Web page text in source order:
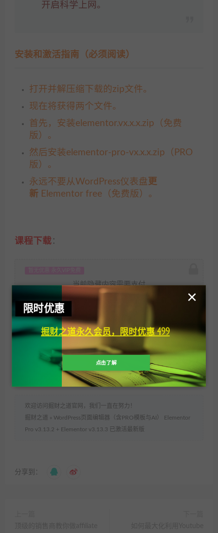
开启科学上网。
安装和激活指南（必须阅读）
打开并解压缩下载的zip文件。
现在将获得两个文件。
首先，安装elementor.vx.x.x.zip（免费
版）。
然后安装elementor-pro-vx.x.x.zip（PRO
版）。
永远不要从WordPress仪表盘 更
新 Elementor free（免费版）。
课程下载 ：
当前隐藏内容需要支付
Elementor Pro Elementor插件
欢迎访问掘财之道官网，我们一直在努力！
掘财之道 » WordPress页面编辑器（含PRO模板与AI） Elementor
Pro v3.13.2 + Elementor v3.13.3 已激活最新版
分享到：
限时优惠
掘财之道永久会员，限时优惠 499
点击了解
×